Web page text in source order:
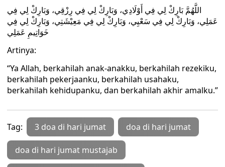
اللَّهُمَّ بَارِكْ لِي فِي أَوْلَادِي، وَبَارِكْ لِي فِي رِزْقِي، وَبَارِكْ لِي فِي
عَمَلِي، وَبَارِكْ لِي فِي سَعْيِي، وَبَارِكْ لِي فِي مَعِيْشَتِي، وَبَارِكْ لِي فِي
خَوَاتِيمِ عَمَلِي
Artinya:
“Ya Allah, berkahilah anak-anakku, berkahilah rezekiku,
berkahilah pekerjaanku, berkahilah usahaku,
berkahilah kehidupanku, dan berkahilah akhir amalku.”
Tag: 3 doa di hari jumat doa di hari jumat
doa di hari jumat mustajab